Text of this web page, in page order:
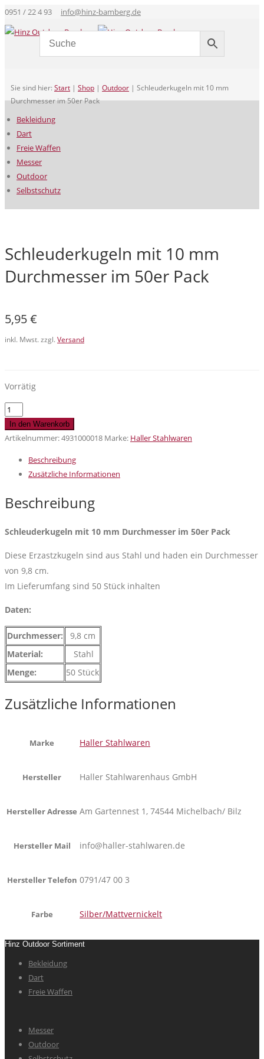
0951 / 22 4 93 info@hinz-bamberg.de
Sie sind hier: Start | Shop | Outdoor | Schleuderkugeln mit 10 mm
Durchmesser im 50er Pack
Bekleidung
Dart
Freie Waffen
Messer
Outdoor
Selbstschutz
Schleuderkugeln mit 10 mm
Durchmesser im 50er Pack
5,95€
inkl. Mwst. zzgl. Versand
Vorrätig
Schleuderkugeln
mit
10
Durchmesser
Pack
In den Warenkorb
Artikelnummer:4931000018 Marke: Haller Stahlwaren
Beschreibung
Zusätzliche Informationen
Beschreibung
Schleuderkugeln mit 10 mm Durchmesser im 50er Pack
Diese Erzastzkugeln sind aus Stahl und haden ein Durchmesser
von 9,8 cm.
Im Lieferumfang sind 50 Stück inhalten
Daten:
Durchmesser:
9,8 cm
Material:
Stahl
Menge:
50 Stück
Zusätzliche Informationen
Marke Haller Stahlwaren
Hersteller Haller Stahlwarenhaus GmbH
Hersteller Adresse Am Gartennest 1, 74544 Michelbach/ Bilz
Hersteller Mail info@haller-stahlwaren.de
Hersteller Telefon 0791/47 00 3
Farbe Silber/Mattvernickelt
Hinz Outdoor Sortiment
Bekleidung
Dart
Freie Waffen
Messer
Outdoor